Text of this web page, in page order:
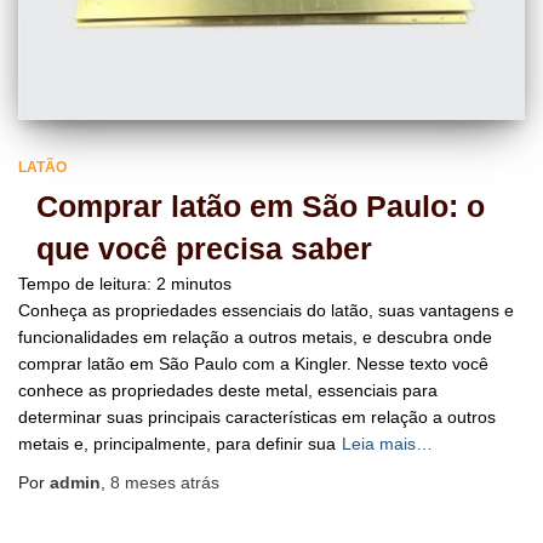
LATÃO
Comprar latão em São Paulo: o
que você precisa saber
Tempo de leitura: 2 minutos
Conheça as propriedades essenciais do latão, suas vantagens e
funcionalidades em relação a outros metais, e descubra onde
comprar latão em São Paulo com a Kingler. Nesse texto você
conhece as propriedades deste metal, essenciais para
determinar suas principais características em relação a outros
metais e, principalmente, para definir sua Leia mais…
Por admin 8 meses atrás